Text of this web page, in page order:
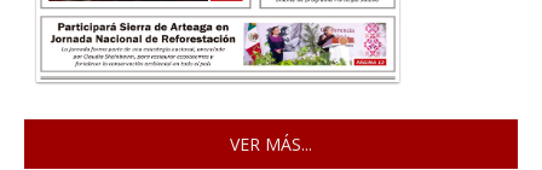
VER MÁS...